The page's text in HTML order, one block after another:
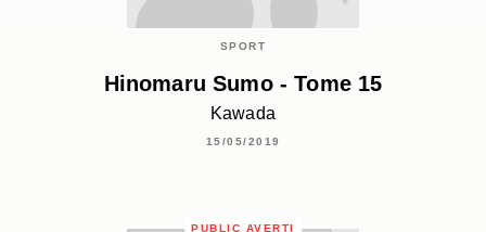
SPORT
Hinomaru Sumo - Tome 15
Kawada
15/05/2019
PUBLIC AVERTI